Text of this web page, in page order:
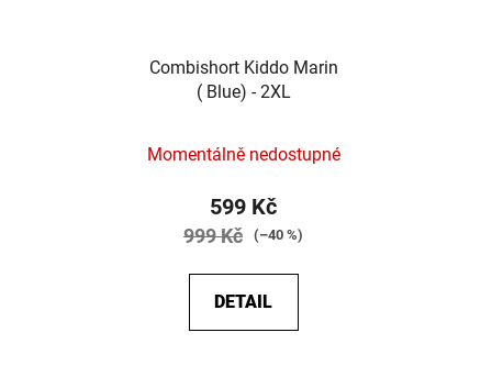
Combishort Kiddo Marin
( Blue) - 2XL
Momentálně nedostupné
599 Kč
999 Kč (–40 %)
DETAIL